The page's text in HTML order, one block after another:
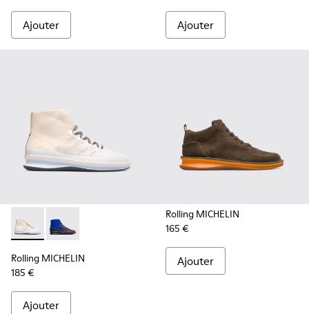
Ajouter Ajouter
Rolling MICHELIN - K300230-004 - Multicolor
Rolling MICHELIN - K300230-002 - Multicolor
Rolling MICHELIN
185 €
Ajouter
Rolling MICHELIN
165 €
Ajouter